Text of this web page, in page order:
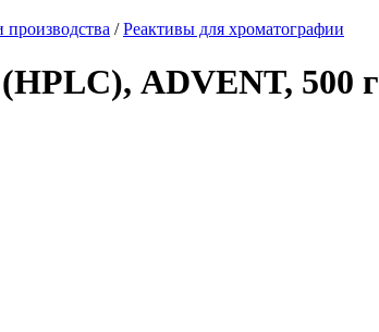
/Реактивы для хроматографии
ADVENT, 500 г